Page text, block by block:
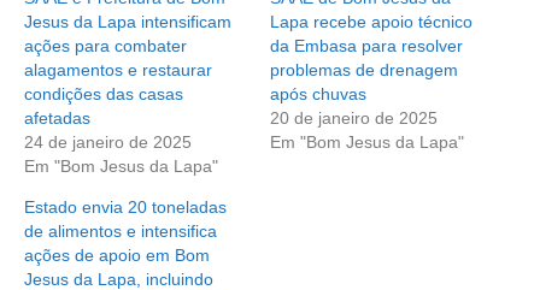
Jesus da Lapa intensificam
ações para combater
alagamentos e restaurar
condições das casas
afetadas
24 de janeiro de 2025
Em "Bom Jesus da Lapa"
Lapa recebe apoio técnico
da Embasa para resolver
problemas de drenagem
após chuvas
20 de janeiro de 2025
Em "Bom Jesus da Lapa"
Estado envia 20 toneladas
de alimentos e intensifica
ações de apoio em Bom
Jesus da Lapa, incluindo